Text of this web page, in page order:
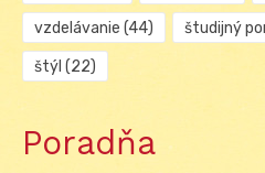
vzdelávanie (44) študijný
štýl (22)
Poradňa